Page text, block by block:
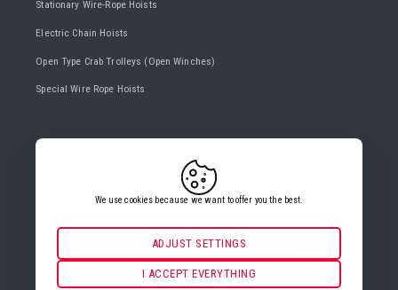
Stationary Wire-Rope Hoists
Electric Chain Hoists
Open Type Crab Trolleys (Open Winches)
Special Wire Rope Hoists
COOKIE SETTINGS
We use cookies because we want to offer you the best.
Necessarily
ALWAYS ACTIVE
ADJUST SETTINGS
I ACCEPT EVERYTHING